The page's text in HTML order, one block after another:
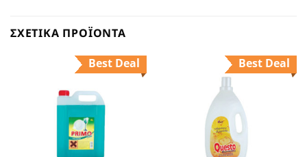
ΣΧΕΤΙΚΆ ΠΡΟΪΌΝΤΑ
Best Deal
Best Deal